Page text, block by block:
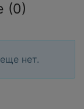
(0)
нет.